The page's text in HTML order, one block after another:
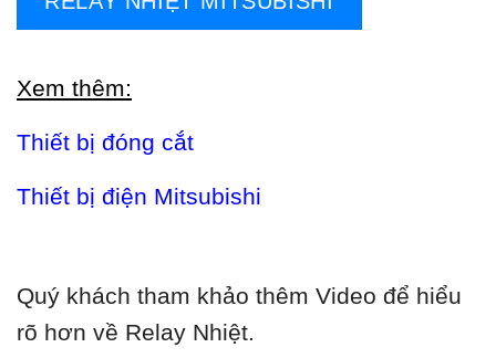
Xem thêm:
Thiết bị đóng cắt
Thiết bị điện Mitsubishi
Quý khách tham khảo thêm Video để hiểu
rõ hơn về Relay Nhiệt.